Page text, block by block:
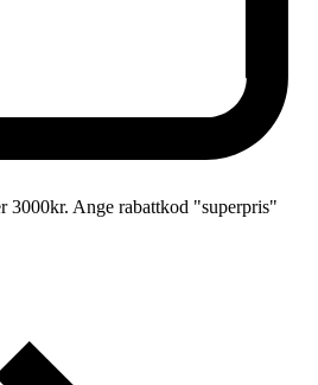
3000kr. Ange rabattkod "superpris"